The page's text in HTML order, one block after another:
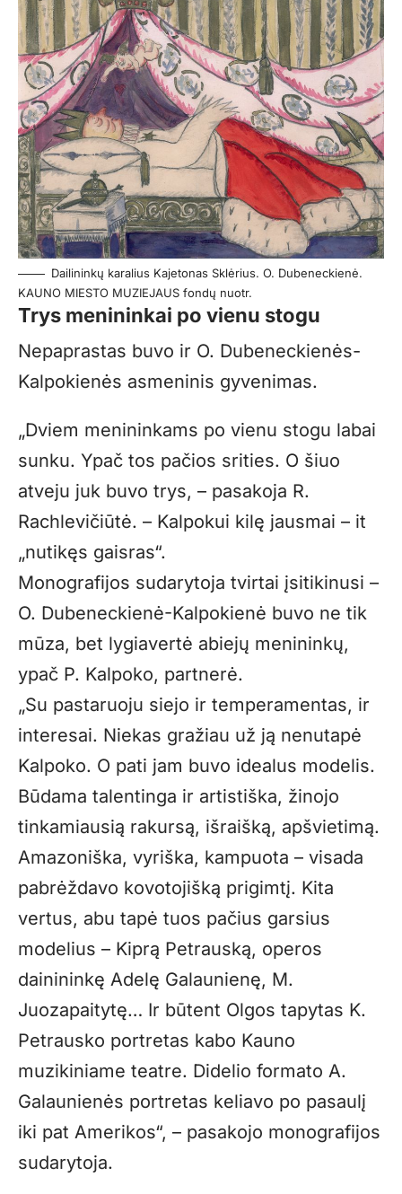
Dailininkų karalius Kajetonas Sklėrius. O. Dubeneckienė.
KAUNO MIESTO MUZIEJAUS fondų nuotr.
Trys menininkai po vienu stogu
Nepaprastas buvo ir O. Dubeneckienės-
Kalpokienės asmeninis gyvenimas.
„Dviem menininkams po vienu stogu labai
sunku. Ypač tos pačios srities. O šiuo
atveju juk buvo trys, – pasakoja R.
Rachlevičiūtė. – Kalpokui kilę jausmai – it
„nutikęs gaisras“.
Monografijos sudarytoja tvirtai įsitikinusi –
O. Dubeneckienė-Kalpokienė buvo ne tik
mūza, bet lygiavertė abiejų menininkų,
ypač P. Kalpoko, partnerė.
„Su pastaruoju siejo ir temperamentas, ir
interesai. Niekas gražiau už ją nenutapė
Kalpoko. O pati jam buvo idealus modelis.
Būdama talentinga ir artistiška, žinojo
tinkamiausią rakursą, išraišką, apšvietimą.
Amazoniška, vyriška, kampuota – visada
pabrėždavo kovotojišką prigimtį. Kita
vertus, abu tapė tuos pačius garsius
modelius – Kiprą Petrauską, operos
dainininkę Adelę Galaunienę, M.
Juozapaitytę… Ir būtent Olgos tapytas K.
Petrausko portretas kabo Kauno
muzikiniame teatre. Didelio formato A.
Galaunienės portretas keliavo po pasaulį
iki pat Amerikos“, – pasakojo monografijos
sudarytoja.